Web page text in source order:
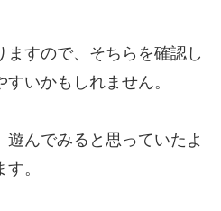
すので、そちらを確認し
いかもしれません。
んでみると思っていたよ
。